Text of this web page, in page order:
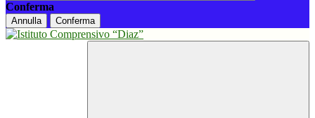
Conferma
Annulla Conferma